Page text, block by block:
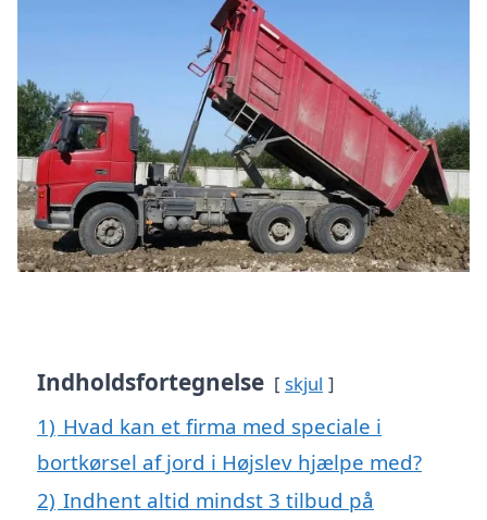
Indholdsfortegnelse skjul
1) Hvad kan et firma med speciale i
bortkørsel af jord i Højslev hjælpe med?
2) Indhent altid mindst 3 tilbud på